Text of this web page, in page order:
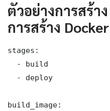
ตัวอย่างการสร้า
การสร้าง
stages:
  - build
  - deploy
build_image: